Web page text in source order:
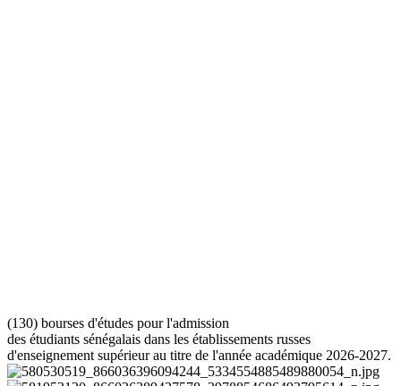
(130) bourses d'études pour l'admission
des étudiants sénégalais dans les établissements russes
d'enseignement supérieur au titre de l'année académique 2026-2027.